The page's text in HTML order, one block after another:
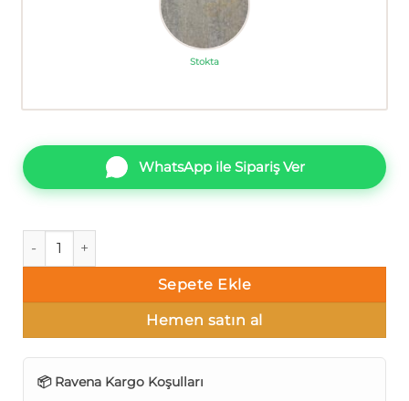
Stokta
WhatsApp ile Sipariş Ver
Ravena Rising 202400-5 Tek renk alacalı Duvar Kağıdı 16m²
Sepete Ekle
Hemen satın al
📦 Ravena Kargo Koşulları